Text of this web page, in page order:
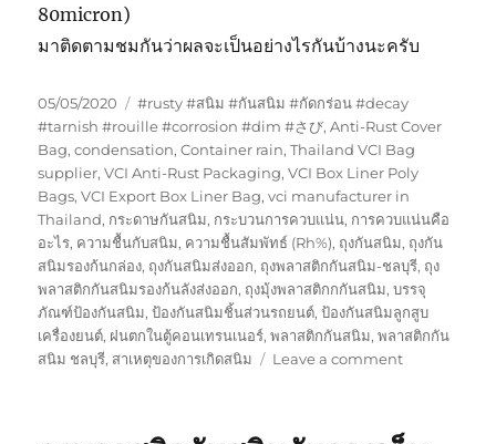
80micron)
มาติดตามชมกันว่าผลจะเป็นอย่างไรกันบ้างนะครับ
Posted
on
05/05/2020 Tags
#rusty #สนิม #กันสนิม #กัดกร่อน #decay
#tarnish #rouille #corrosion #dim #さび,Anti-Rust Cover
Bag,condensation,Container rain,Thailand VCI Bag
supplier,VCI Anti-Rust Packaging,VCI Box Liner Poly
Bags,VCI Export Box Liner Bag,vci manufacturer in
Thailand, กระดาษกันสนิม, กระบวนการควบแน่น, การควบแน่นคือ
อะไร, ความชื้นกับสนิม, ความชื้นสัมพัทธ์ (Rh%), ถุงกันสนิม, ถุงกัน
สนิมรองก้นกล่อง, ถุงกันสนิมส่งออก, ถุงพลาสติกกันสนิม-ชลบุรี, ถุง
พลาสติกกันสนิมรองก้นลังส่งออก, ถุงมุ้งพลาสติกกกันสนิม,บรรจุ
ภัณฑ์ป้องกันสนิม,ป้องกันสนิมชิ้นส่วนรถยนต์,ป้องกันสนิมลูกสูบ
เครื่องยนต์, ฝนตกในตู้คอนเทรนเนอร์,พลาสติกกันสนิม,พลาสติกกัน
สนิม ชลบุรี, สาเหตุของการเกิดสนิม Leave a commenton